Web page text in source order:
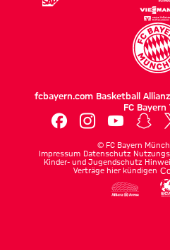
fcbayern.com Basketball
FC Bayern
© FC Bayern
Impressum Datenschutz
Kinder- und Jugendschutz
Verträge hier kündigen